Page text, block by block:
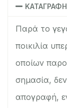
Παρά το
ποικιλία
οποίων
σημασία,
απογραφή,